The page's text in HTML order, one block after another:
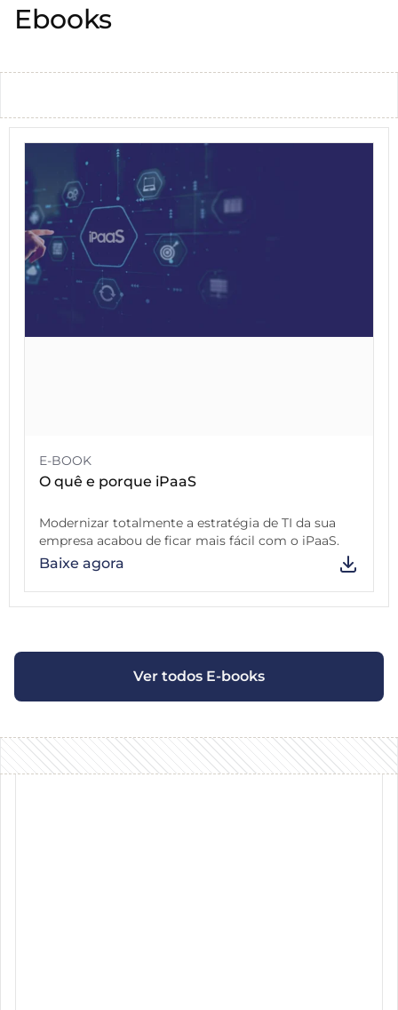
Ebooks
E-BOOK
O quê e porque iPaaS
Modernizar totalmente a estratégia de TI da sua
empresa acabou de ficar mais fácil com o iPaaS.
Baixe agora
Ver todos E-books